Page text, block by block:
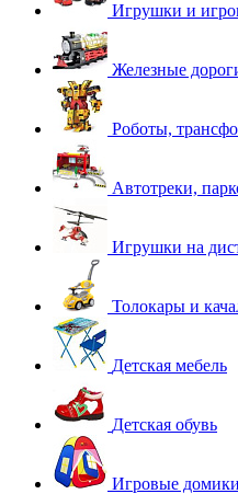
Игрушки и
Железные
Роботы,
Автотреки,
Игрушки на
Толокары и
Детская мебель
Детская обувь
Игровые